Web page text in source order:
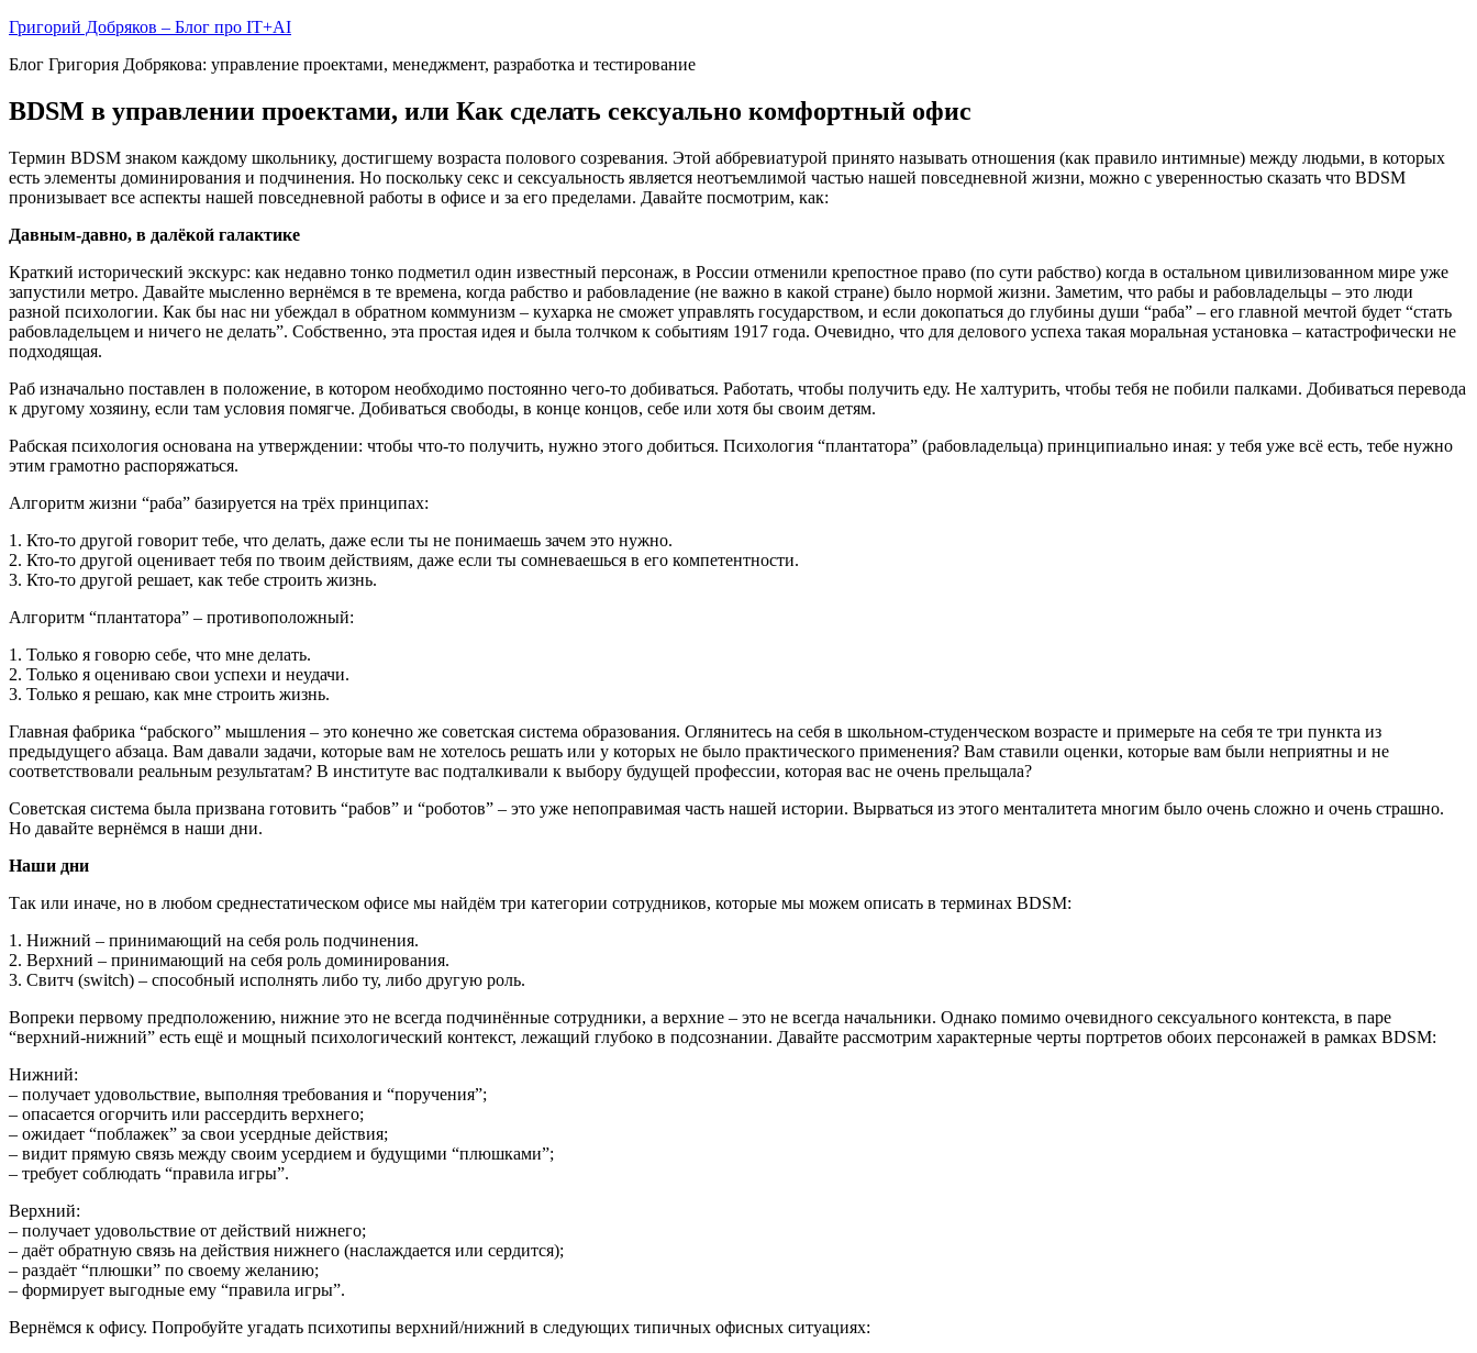
Skip
content
Григорий Добряков – Блог про IT+AI
Блог Григория Добрякова: управление проектами, менеджмент, разработка и тестирование
BDSM в управлении проектами, или Как сделать сексуально комфортный офис
Термин BDSM знаком каждому школьнику, достигшему возраста полового созревания. Этой аббревиатурой принято называть отношения (как правило интимные) между людьми, в которых
есть элементы доминирования и подчинения. Но поскольку секс и сексуальность является неотъемлимой частью нашей повседневной жизни, можно с уверенностью сказать что BDSM
пронизывает все аспекты нашей повседневной работы в офисе и за его пределами. Давайте посмотрим, как:
Давным-давно, в далёкой галактике
Краткий исторический экскурс: как недавно тонко подметил один известный персонаж, в России отменили крепостное право (по сути рабство) когда в остальном цивилизованном мире уже
запустили метро. Давайте мысленно вернёмся в те времена, когда рабство и рабовладение (не важно в какой стране) было нормой жизни. Заметим, что рабы и рабовладельцы – это люди
разной психологии. Как бы нас ни убеждал в обратном коммунизм – кухарка не сможет управлять государством, и если докопаться до глубины души “раба” – его главной мечтой будет “стать
рабовладельцем и ничего не делать”. Собственно, эта простая идея и была толчком к событиям 1917 года. Очевидно, что для делового успеха такая моральная установка – катастрофически не
подходящая.
Раб изначально поставлен в положение, в котором необходимо постоянно чего-то добиваться. Работать, чтобы получить еду. Не халтурить, чтобы тебя не побили палками. Добиваться перевода
к другому хозяину, если там условия помягче. Добиваться свободы, в конце концов, себе или хотя бы своим детям.
Рабская психология основана на утверждении: чтобы что-то получить, нужно этого добиться. Психология “плантатора” (рабовладельца) принципиально иная: у тебя уже всё есть, тебе нужно
этим грамотно распоряжаться.
Алгоритм жизни “раба” базируется на трёх принципах:
1. Кто-то другой говорит тебе, что делать, даже если ты не понимаешь зачем это нужно.
2. Кто-то другой оценивает тебя по твоим действиям, даже если ты сомневаешься в его компетентности.
3. Кто-то другой решает, как тебе строить жизнь.
Алгоритм “плантатора” – противоположный:
1. Только я говорю себе, что мне делать.
2. Только я оцениваю свои успехи и неудачи.
3. Только я решаю, как мне строить жизнь.
Главная фабрика “рабского” мышления – это конечно же советская система образования. Оглянитесь на себя в школьном-студенческом возрасте и примерьте на себя те три пункта из
предыдущего абзаца. Вам давали задачи, которые вам не хотелось решать или у которых не было практического применения? Вам ставили оценки, которые вам были неприятны и не
соответствовали реальным результатам? В институте вас подталкивали к выбору будущей профессии, которая вас не очень прельщала?
Советская система была призвана готовить “рабов” и “роботов” – это уже непоправимая часть нашей истории. Вырваться из этого менталитета многим было очень сложно и очень страшно.
Но давайте вернёмся в наши дни.
Наши дни
Так или иначе, но в любом среднестатическом офисе мы найдём три категории сотрудников, которые мы можем описать в терминах BDSM:
1. Нижний – принимающий на себя роль подчинения.
2. Верхний – принимающий на себя роль доминирования.
3. Свитч (switch) – способный исполнять либо ту, либо другую роль.
Вопреки первому предположению, нижние это не всегда подчинённые сотрудники, а верхние – это не всегда начальники. Однако помимо очевидного сексуального контекста, в паре
“верхний-нижний” есть ещё и мощный психологический контекст, лежащий глубоко в подсознании. Давайте рассмотрим характерные черты портретов обоих персонажей в рамках BDSM:
Нижний:
– получает удовольствие, выполняя требования и “поручения”;
– опасается огорчить или рассердить верхнего;
– ожидает “поблажек” за свои усердные действия;
– видит прямую связь между своим усердием и будущими “плюшками”;
– требует соблюдать “правила игры”.
Верхний:
– получает удовольствие от действий нижнего;
– даёт обратную связь на действия нижнего (наслаждается или сердится);
– раздаёт “плюшки” по своему желанию;
– формирует выгодные ему “правила игры”.
Вернёмся к офису. Попробуйте угадать психотипы верхний/нижний в следующих типичных офисных ситуациях: